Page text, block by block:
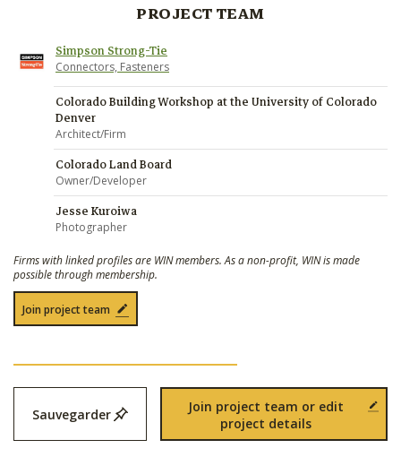
PROJECT TEAM
Simpson Strong-Tie
Connectors, Fasteners
Colorado Building Workshop at the University of Colorado
Denver
Architect/Firm
Colorado Land Board
Owner/Developer
Jesse Kuroiwa
Photographer
Firms with linked profiles are WIN members. As a non-profit, WIN is made
possible through membership.
Join project team
Sauvegarder
Join project team or edit
project details